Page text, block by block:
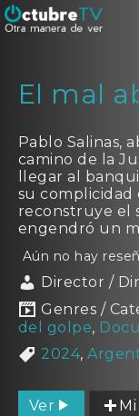
El mal
Pablo Salinas,
camino de la
llegar al
su
reconstruye el
engendró un
Aún no hay
Director /
Genres /
del golpe,
2024,
Ver